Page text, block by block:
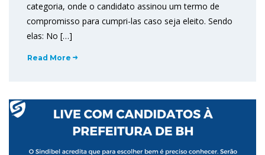
categoria, onde o candidato assinou um termo de
compromisso para cumpri-las caso seja eleito. Sendo
elas: No […]
Read More